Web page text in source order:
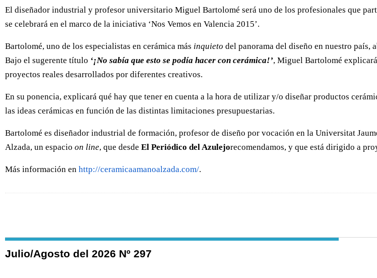
El diseñador industrial y profesor universitario Miguel Bartolomé será uno de los profesionales que
se celebrará en el marco de la iniciativa ‘Nos Vemos en Valencia 2015’.
Bartolomé, uno de los especialistas en cerámica más inquieto del panorama del diseño en nuestro país,
Bajo el sugerente título ‘¡No sabía que esto se podía hacer con cerámica!’, Miguel Bartolomé
proyectos reales desarrollados por diferentes creativos.
En su ponencia, explicará qué hay que tener en cuenta a la hora de utilizar y/o diseñar productos
las ideas cerámicas en función de las distintas limitaciones presupuestarias.
Bartolomé es diseñador industrial de formación, profesor de diseño por vocación en la Universitat
Alzada, un espacio on line, que desde El Periódico del Azulejorecomendamos, y que está dirigido a
Más información en http://ceramicaamanoalzada.com/.
Julio/Agosto del 2026 Nº 297